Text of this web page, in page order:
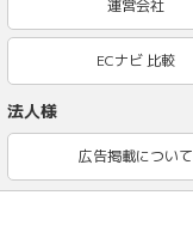
運営会社
ECナビ 比較
法人様
広告掲載について